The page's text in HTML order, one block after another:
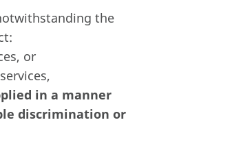
the
or
in a manner
discrimination or